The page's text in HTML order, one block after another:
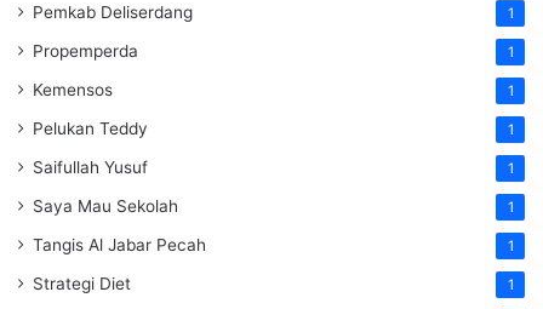
Pemkab Deliserdang 1
Propemperda 1
Kemensos 1
Pelukan Teddy 1
Saifullah Yusuf 1
Saya Mau Sekolah 1
Tangis Al Jabar Pecah 1
Strategi Diet 1